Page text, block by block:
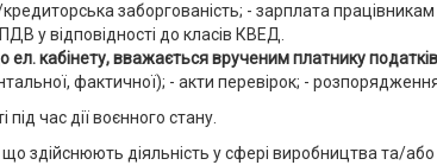
заборгованість; - зарплата працівникам
ПДВ у відповідності до класів КВЕД.
кабінету, вважається врученим платнику
фактичної); - акти перевірок; -
під час дії воєнного стану.
що здійснюють діяльність у сфері виробництва та/або